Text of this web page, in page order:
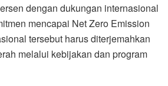
dengan dukungan internasional
mencapai Net Zero Emission
tersebut harus diterjemahkan
melalui kebijakan dan program